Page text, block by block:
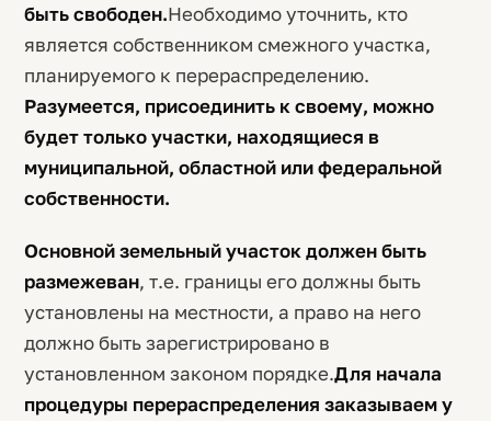
быть свободен.Необходимо уточнить, кто
является собственником смежного участка,
планируемого к перераспределению.
Разумеется, присоединить к своему, можно
будет только участки, находящиеся в
муниципальной, областной или федеральной
собственности.
Основной земельный участок должен быть
размежеван, т.е. границы его должны быть
установлены на местности, а право на него
должно быть зарегистрировано в
установленном законом порядке.Для начала
процедуры перераспределения заказываем у